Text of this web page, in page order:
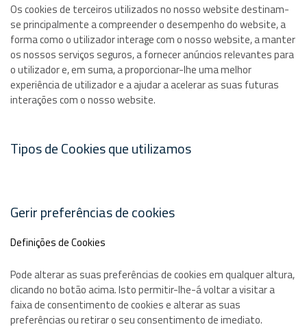
Os cookies de terceiros utilizados no nosso website destinam-
se principalmente a compreender o desempenho do website, a
forma como o utilizador interage com o nosso website, a manter
os nossos serviços seguros, a fornecer anúncios relevantes para
o utilizador e, em suma, a proporcionar-lhe uma melhor
experiência de utilizador e a ajudar a acelerar as suas futuras
interações com o nosso website.
Tipos de Cookies que utilizamos
Gerir preferências de cookies
Definições de Cookies
Pode alterar as suas preferências de cookies em qualquer altura,
clicando no botão acima. Isto permitir-lhe-á voltar a visitar a
faixa de consentimento de cookies e alterar as suas
preferências ou retirar o seu consentimento de imediato.